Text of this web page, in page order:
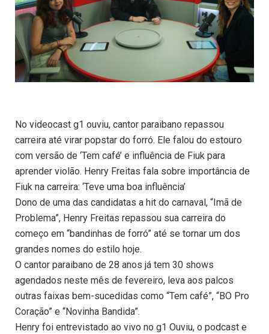
No videocast g1 ouviu, cantor paraibano repassou
carreira até virar popstar do forró. Ele falou do estouro
com versão de ‘Tem café’ e influência de Fiuk para
aprender violão. Henry Freitas fala sobre importância de
Fiuk na carreira: ‘Teve uma boa influência’
Dono de uma das candidatas a hit do carnaval, “Imã de
Problema”, Henry Freitas repassou sua carreira do
começo em “bandinhas de forró” até se tornar um dos
grandes nomes do estilo hoje.
O cantor paraibano de 28 anos já tem 30 shows
agendados neste mês de fevereiro, leva aos palcos
outras faixas bem-sucedidas como “Tem café”, “BO Pro
Coração” e “Novinha Bandida”.
Henry foi entrevistado ao vivo no g1 Ouviu, o podcast e